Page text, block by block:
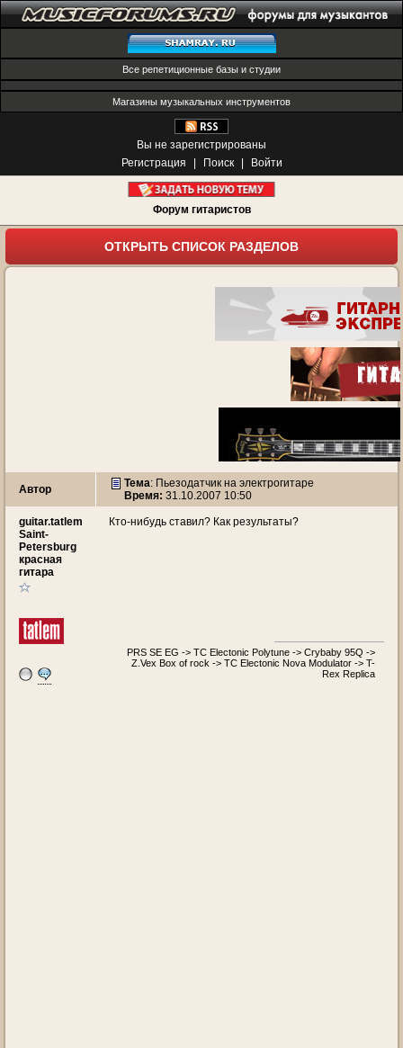
Все репетиционные базы и студии
Магазины музыкальных инструментов
Вы не зарегистрированы
Регистрация
Поиск Войти
Форум гитаристов
ОТКРЫТЬ СПИСОК РАЗДЕЛОВ
Автор Тема: Пьезодатчик на электрогитаре
Время: 31.10.2007 10:50
guitar.tatlem
Saint-
Petersburg
красная
гитара
Кто-нибудь ставил? Как результаты?
PRS SE EG -> TC Electonic Polytune -> Crybaby 95Q ->
Z.Vex Box of rock -> TC Electonic Nova Modulator -> T-
Rex Replica